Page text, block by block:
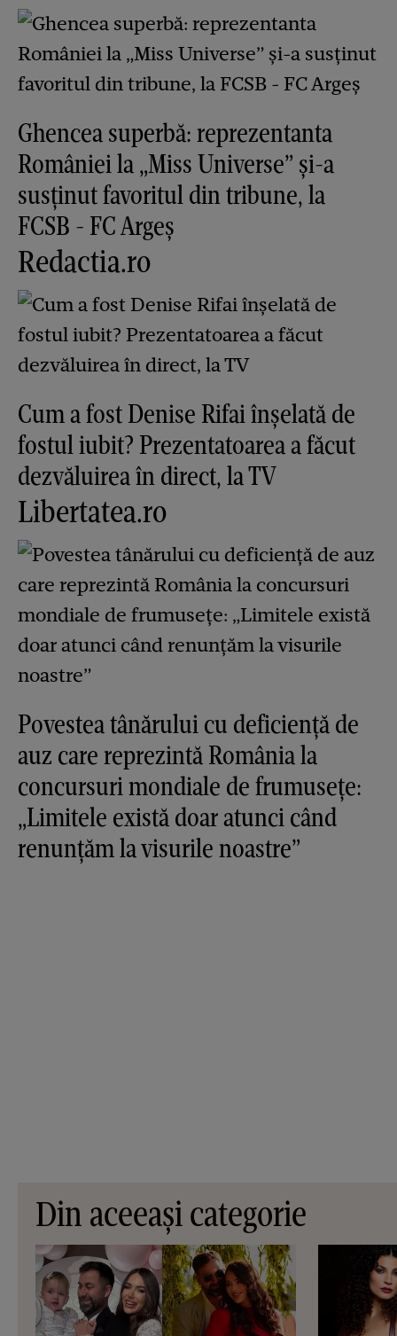
Ghencea superbă: reprezentanta
României la „Miss Universe” și-a
susținut favoritul din tribune, la
FCSB - FC Argeș
Redactia.ro
Cum a fost Denise Rifai înșelată de
fostul iubit? Prezentatoarea a făcut
dezvăluirea în direct, la TV
Libertatea.ro
Povestea tânărului cu deficiență de
auz care reprezintă România la
concursuri mondiale de frumusețe:
„Limitele există doar atunci când
renunțăm la visurile noastre”
Din aceeași categorie